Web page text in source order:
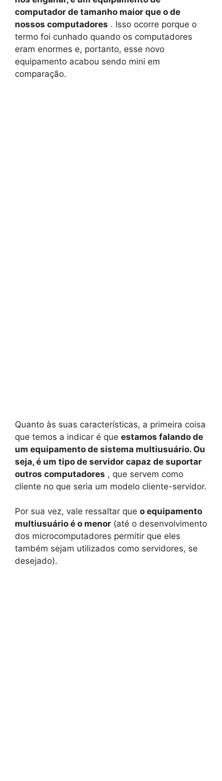
computador de tamanho maior que o de
nossos computadores . Isso ocorre porque o
termo foi cunhado quando os computadores
eram enormes e, portanto, esse novo
equipamento acabou sendo mini em
comparação.
Quanto às suas características, a primeira coisa
que temos a indicar é que estamos falando de
um equipamento de sistema multiusuário. Ou
seja, é um tipo de servidor capaz de suportar
outros computadores , que servem como
cliente no que seria um modelo cliente-servidor.
Por sua vez, vale ressaltar que o equipamento
multiusuário é o menor (até o desenvolvimento
dos microcomputadores permitir que eles
também sejam utilizados como servidores, se
desejado).